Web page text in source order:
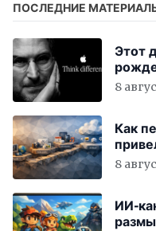
ПОСЛЕДНИЕ
Этот
8
Как
8
ИИ-